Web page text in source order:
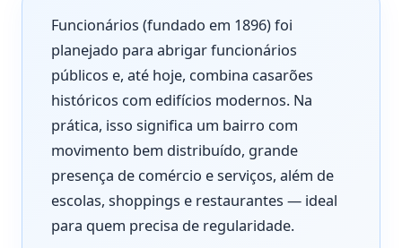
Funcionários (fundado em 1896) foi
planejado para abrigar funcionários
públicos e, até hoje, combina casarões
históricos com edifícios modernos. Na
prática, isso significa um bairro com
movimento bem distribuído, grande
presença de comércio e serviços, além de
escolas, shoppings e restaurantes — ideal
para quem precisa de regularidade.